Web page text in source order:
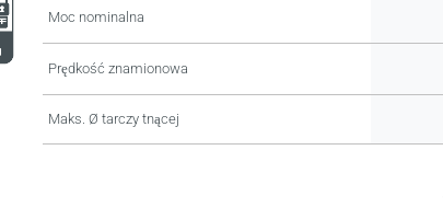
Moc nominalna
Prędkość znamionowa
Maks. Ø tarczy tnącej